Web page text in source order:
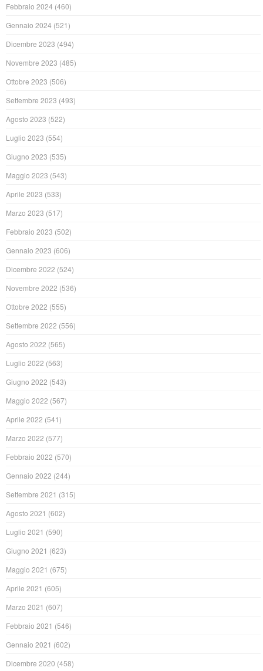
Febbraio 2024 (460)
Gennaio 2024 (521)
Dicembre 2023 (494)
Novembre 2023 (485)
Ottobre 2023 (506)
Settembre 2023 (493)
Agosto 2023 (522)
Luglio 2023 (554)
Giugno 2023 (535)
Maggio 2023 (543)
Aprile 2023 (533)
Marzo 2023 (517)
Febbraio 2023 (502)
Gennaio 2023 (606)
Dicembre 2022 (524)
Novembre 2022 (536)
Ottobre 2022 (555)
Settembre 2022 (556)
Agosto 2022 (565)
Luglio 2022 (563)
Giugno 2022 (543)
Maggio 2022 (567)
Aprile 2022 (541)
Marzo 2022 (577)
Febbraio 2022 (570)
Gennaio 2022 (244)
Settembre 2021 (315)
Agosto 2021 (602)
Luglio 2021 (590)
Giugno 2021 (623)
Maggio 2021 (675)
Aprile 2021 (605)
Marzo 2021 (607)
Febbraio 2021 (546)
Gennaio 2021 (602)
Dicembre 2020 (458)